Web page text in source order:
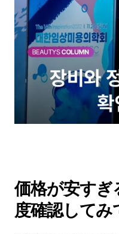
価格が安すぎ
度確認して